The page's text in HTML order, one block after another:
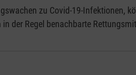
zu Covid-19-Infektionen,
in der Regel benachbarte